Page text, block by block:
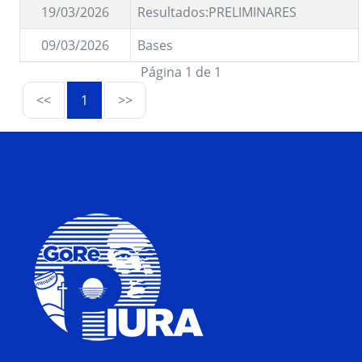
19/03/2026
Resultados:PRELIMINARES
09/03/2026
Bases
Página 1 de 1
<<
1 >>